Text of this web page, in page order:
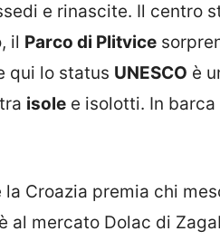
e rinascite. Il centro
il Parco di Plitvice
qui lo status UNESCO è
isole e isolotti. In barca
Croazia premia chi
al mercato Dolac di